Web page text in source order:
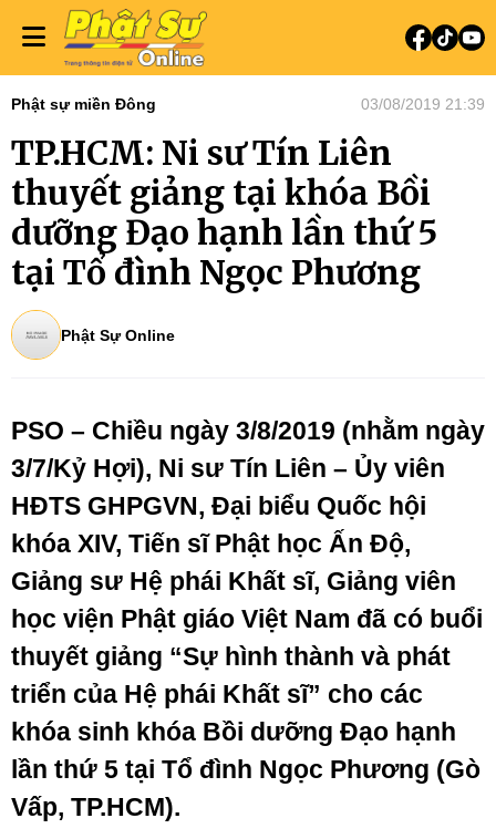
Phật sự miền Đông 03/08/2019 21:39
TP.HCM: Ni sư Tín Liên
thuyết giảng tại khóa Bồi
dưỡng Đạo hạnh lần thứ 5
tại Tổ đình Ngọc Phương
Phật Sự Online
PSO – Chiều ngày 3/8/2019 (nhằm ngày
3/7/Kỷ Hợi), Ni sư Tín Liên – Ủy viên
HĐTS GHPGVN, Đại biểu Quốc hội
khóa XIV, Tiến sĩ Phật học Ấn Độ,
Giảng sư Hệ phái Khất sĩ, Giảng viên
học viện Phật giáo Việt Nam đã có buổi
thuyết giảng “Sự hình thành và phát
triển của Hệ phái Khất sĩ” cho các
khóa sinh khóa Bồi dưỡng Đạo hạnh
lần thứ 5 tại Tổ đình Ngọc Phương (Gò
Vấp, TP.HCM).